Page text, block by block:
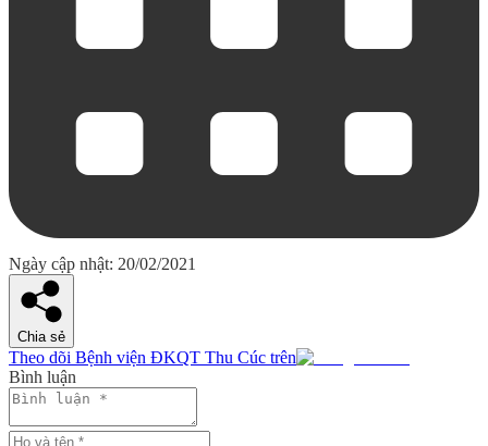
Ngày cập nhật: 20/02/2021
Chia sẻ
Theo dõi Bệnh viện ĐKQT Thu Cúc trên
Bình luận